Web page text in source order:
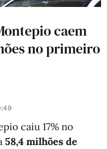
caem
no primeiro
caiu 17% no
58,4 milhões de